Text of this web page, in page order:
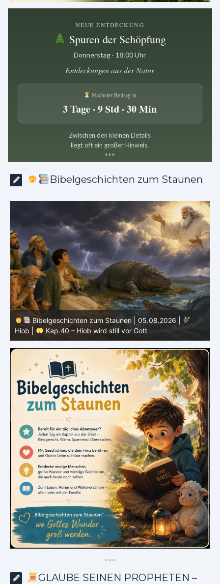
.
NEUE ENTDECKUNG
Spuren der Schöpfung
Donnerstag · 18:00 Uhr
Entdeckungen aus der Natur
Nächster Beitrag in
3 Tage · 9 Std · 30 Min
Zwischen den kleinen Details
liegt oft ein großer Hinweis.
***
Bibelgeschichten zum Staunen
Bibelgeschichten zum Staunen | 05.08.2026 |
Hiob |
Kap.40 – Hiob wird still vor Gott
***
GLAUBE SEINEN PROPHETEN –